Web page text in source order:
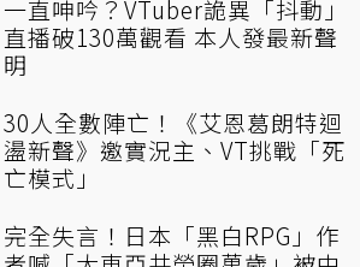
一直呻吟？VTuber詭異「抖動」
直播破130萬觀看 本人發最新聲
明
30人全數陣亡！《艾恩葛朗特迴
盪新聲》邀實況主、VT挑戰「死
亡模式」
完全失言！日本「黑白RPG」作